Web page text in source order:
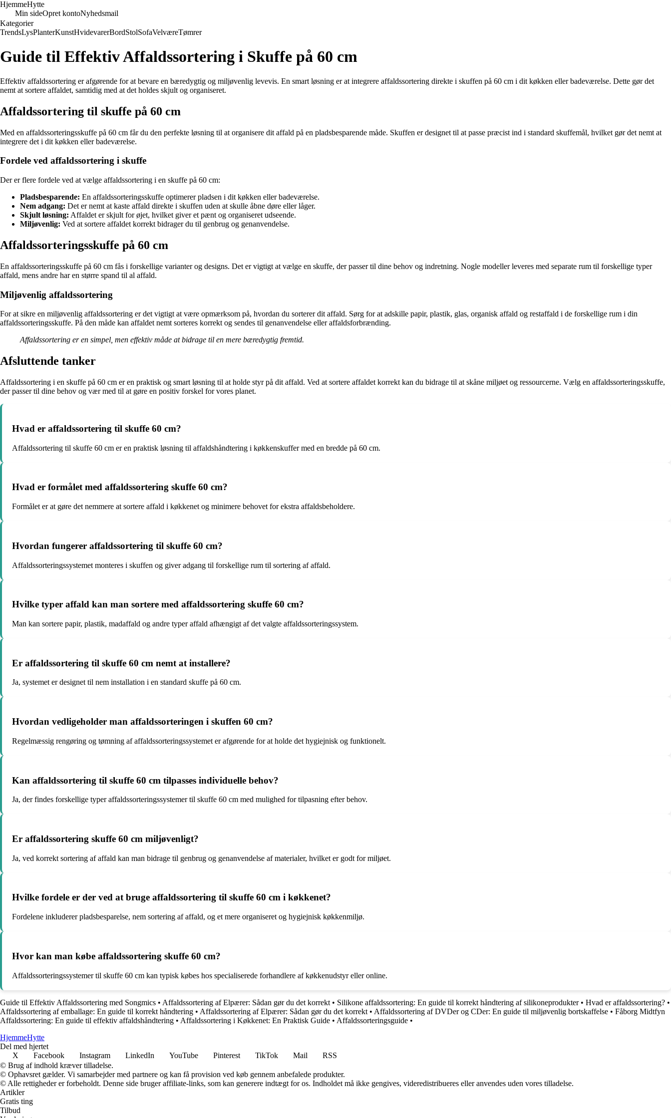
HjemmeHytte
Min sideOpret kontoNyhedsmail
Kategorier
TrendsLysPlanterKunstHvidevarerBordStolSofaVelværeTømrer
Guide til Effektiv Affaldssortering i Skuffe på 60 cm
Effektiv affaldssortering er afgørende for at bevare en bæredygtig og miljøvenlig levevis. En smart løsning er at integrere affaldssortering direkte i skuffen på 60 cm i dit køkken eller badeværelse. Dette gør det
nemt at sortere affaldet, samtidig med at det holdes skjult og organiseret.
Affaldssortering til skuffe på 60 cm
Med en affaldssorteringsskuffe på 60 cm får du den perfekte løsning til at organisere dit affald på en pladsbesparende måde. Skuffen er designet til at passe præcist ind i standard skuffemål, hvilket gør det nemt at
integrere det i dit køkken eller badeværelse.
Fordele ved affaldssortering i skuffe
Der er flere fordele ved at vælge affaldssortering i en skuffe på 60 cm:
Pladsbesparende: En affaldssorteringsskuffe optimerer pladsen i dit køkken eller badeværelse.
Nem adgang: Det er nemt at kaste affald direkte i skuffen uden at skulle åbne døre eller låger.
Skjult løsning: Affaldet er skjult for øjet, hvilket giver et pænt og organiseret udseende.
Miljøvenlig: Ved at sortere affaldet korrekt bidrager du til genbrug og genanvendelse.
Affaldssorteringsskuffe på 60 cm
En affaldssorteringsskuffe på 60 cm fås i forskellige varianter og designs. Det er vigtigt at vælge en skuffe, der passer til dine behov og indretning. Nogle modeller leveres med separate rum til forskellige typer
affald, mens andre har en større spand til al affald.
Miljøvenlig affaldssortering
For at sikre en miljøvenlig affaldssortering er det vigtigt at være opmærksom på, hvordan du sorterer dit affald. Sørg for at adskille papir, plastik, glas, organisk affald og restaffald i de forskellige rum i din
affaldssorteringsskuffe. På den måde kan affaldet nemt sorteres korrekt og sendes til genanvendelse eller affaldsforbrænding.
Affaldssortering er en simpel, men effektiv måde at bidrage til en mere bæredygtig fremtid.
Afsluttende tanker
Affaldssortering i en skuffe på 60 cm er en praktisk og smart løsning til at holde styr på dit affald. Ved at sortere affaldet korrekt kan du bidrage til at skåne miljøet og ressourcerne. Vælg en affaldssorteringsskuffe,
der passer til dine behov og vær med til at gøre en positiv forskel for vores planet.
Hvad er affaldssortering til skuffe 60 cm?
Affaldssortering til skuffe 60 cm er en praktisk løsning til affaldshåndtering i køkkenskuffer med en bredde på 60 cm.
Hvad er formålet med affaldssortering skuffe 60 cm?
Formålet er at gøre det nemmere at sortere affald i køkkenet og minimere behovet for ekstra affaldsbeholdere.
Hvordan fungerer affaldssortering til skuffe 60 cm?
Affaldssorteringssystemet monteres i skuffen og giver adgang til forskellige rum til sortering af affald.
Hvilke typer affald kan man sortere med affaldssortering skuffe 60 cm?
Man kan sortere papir, plastik, madaffald og andre typer affald afhængigt af det valgte affaldssorteringssystem.
Er affaldssortering til skuffe 60 cm nemt at installere?
Ja, systemet er designet til nem installation i en standard skuffe på 60 cm.
Hvordan vedligeholder man affaldssorteringen i skuffen 60 cm?
Regelmæssig rengøring og tømning af affaldssorteringssystemet er afgørende for at holde det hygiejnisk og funktionelt.
Kan affaldssortering til skuffe 60 cm tilpasses individuelle behov?
Ja, der findes forskellige typer affaldssorteringssystemer til skuffe 60 cm med mulighed for tilpasning efter behov.
Er affaldssortering skuffe 60 cm miljøvenligt?
Ja, ved korrekt sortering af affald kan man bidrage til genbrug og genanvendelse af materialer, hvilket er godt for miljøet.
Hvilke fordele er der ved at bruge affaldssortering til skuffe 60 cm i køkkenet?
Fordelene inkluderer pladsbesparelse, nem sortering af affald, og et mere organiseret og hygiejnisk køkkenmiljø.
Hvor kan man købe affaldssortering skuffe 60 cm?
Affaldssorteringssystemer til skuffe 60 cm kan typisk købes hos specialiserede forhandlere af køkkenudstyr eller online.
Guide til Effektiv Affaldssortering med Songmics • Affaldssortering af Elpærer: Sådan gør du det korrekt • Silikone affaldssortering: En guide til korrekt håndtering af silikoneprodukter• Hvad er affaldssortering? •
Affaldssortering af emballage: En guide til korrekt håndtering • Affaldssortering af Elpærer: Sådan gør du det korrekt • Affaldssortering af DVDer og CDer: En guide til miljøvenlig bortskaffelse • Fåborg Midtfyn
Affaldssortering: En guide til effektiv affaldshåndtering • Affaldssortering i Køkkenet: En Praktisk Guide • Affaldssorteringsguide •
HjemmeHytte
Del med hjertet
X
Facebook Instagram LinkedIn YouTube Pinterest TikTok Mail
RSS
© Brug af indhold kræver tilladelse.
© Ophavsret gælder. Vi samarbejder med partnere og kan få provision ved køb gennem anbefalede produkter.
© Alle rettigheder er forbeholdt. Denne side bruger affiliate-links, som kan generere indtægt for os. Indholdet må ikke gengives, videredistribueres eller anvendes uden vores tilladelse.
Artikler
Gratis ting
Tilbud